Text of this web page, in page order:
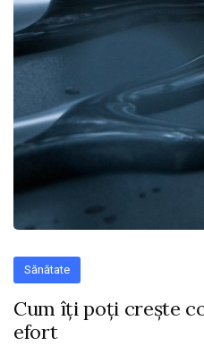
Sănătate
Cum îți poți crește
efort